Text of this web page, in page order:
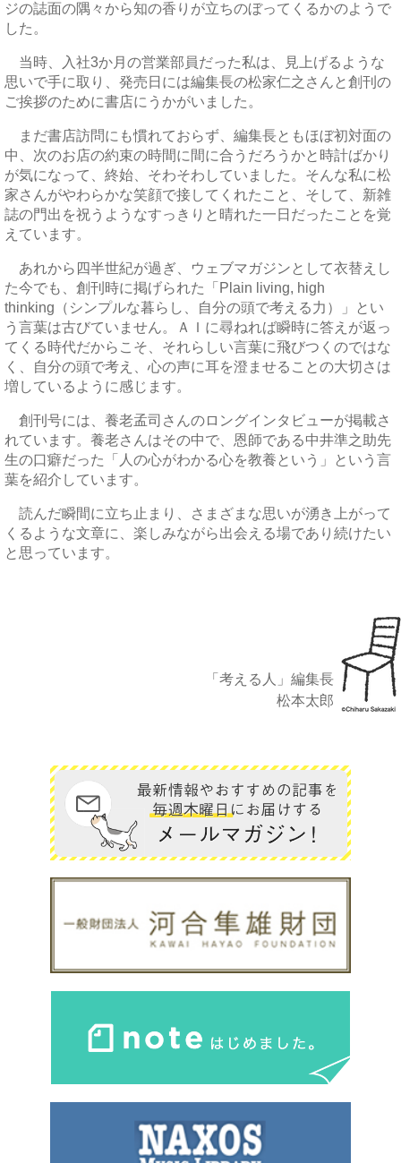
ジの誌面の隅々から知の香りが立ちのぼってくるかのようで
した。
当時、入社3か月の営業部員だった私は、見上げるような
思いで手に取り、発売日には編集長の松家仁之さんと創刊の
ご挨拶のために書店にうかがいました。
まだ書店訪問にも慣れておらず、編集長ともほぼ初対面の
中、次のお店の約束の時間に間に合うだろうかと時計ばかり
が気になって、終始、そわそわしていました。そんな私に松
家さんがやわらかな笑顔で接してくれたこと、そして、新雑
誌の門出を祝うようなすっきりと晴れた一日だったことを覚
えています。
あれから四半世紀が過ぎ、ウェブマガジンとして衣替えし
た今でも、創刊時に掲げられた「Plain living, high
thinking（シンプルな暮らし、自分の頭で考える力）」とい
う言葉は古びていません。ＡＩに尋ねれば瞬時に答えが返っ
てくる時代だからこそ、それらしい言葉に飛びつくのではな
く、自分の頭で考え、心の声に耳を澄ませることの大切さは
増しているように感じます。
創刊号には、養老孟司さんのロングインタビューが掲載さ
れています。養老さんはその中で、恩師である中井準之助先
生の口癖だった「人の心がわかる心を教養という」という言
葉を紹介しています。
読んだ瞬間に立ち止まり、さまざまな思いが湧き上がって
くるような文章に、楽しみながら出会える場であり続けたい
と思っています。
「考える人」編集長
松本太郎